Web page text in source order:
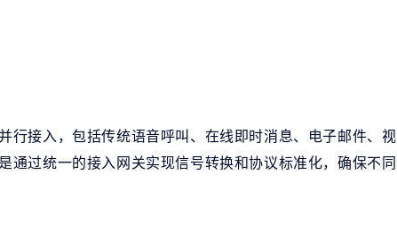
行接入，包括传统语音呼叫、在线即时消息、电子邮件、视
通过统一的接入网关实现信号转换和协议标准化，确保不同